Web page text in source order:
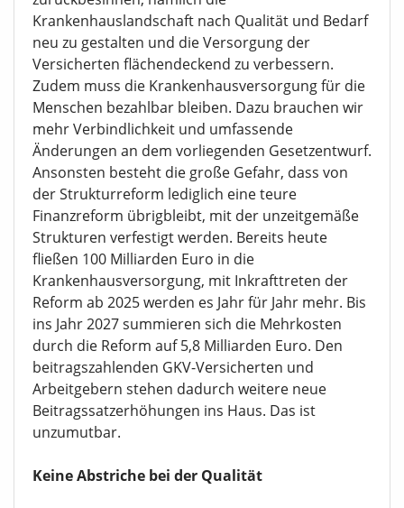
Krankenhauslandschaft nach Qualität und Bedarf
neu zu gestalten und die Versorgung der
Versicherten flächendeckend zu verbessern.
Zudem muss die Krankenhausversorgung für die
Menschen bezahlbar bleiben. Dazu brauchen wir
mehr Verbindlichkeit und umfassende
Änderungen an dem vorliegenden Gesetzentwurf.
Ansonsten besteht die große Gefahr, dass von
der Strukturreform lediglich eine teure
Finanzreform übrigbleibt, mit der unzeitgemäße
Strukturen verfestigt werden. Bereits heute
fließen 100 Milliarden Euro in die
Krankenhausversorgung, mit Inkrafttreten der
Reform ab 2025 werden es Jahr für Jahr mehr. Bis
ins Jahr 2027 summieren sich die Mehrkosten
durch die Reform auf 5,8 Milliarden Euro. Den
beitragszahlenden GKV-Versicherten und
Arbeitgebern stehen dadurch weitere neue
Beitragssatzerhöhungen ins Haus. Das ist
unzumutbar.
Keine Abstriche bei der Qualität